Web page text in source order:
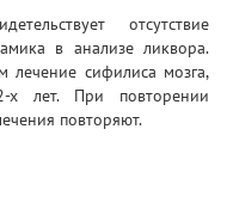
отсутствие
в анализе ликвора.
лечение сифилиса мозга,
х лет. При повторении
повторяют.